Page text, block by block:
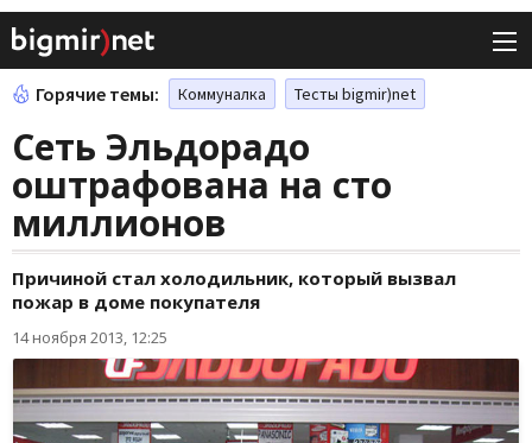
Горячие темы: Коммуналка Тесты bigmir)net
Сеть Эльдорадо
оштрафована на сто
миллионов
Причиной стал холодильник, который вызвал
пожар в доме покупателя
14 ноября 2013, 12:25